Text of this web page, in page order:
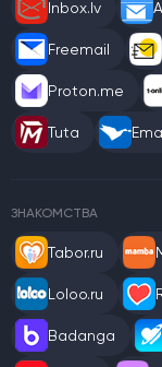
Inbox.lv
Freemail
Proton.me
Tuta
ЗНАКОМСТВА
Tabor.ru
Loloo.ru
Badanga